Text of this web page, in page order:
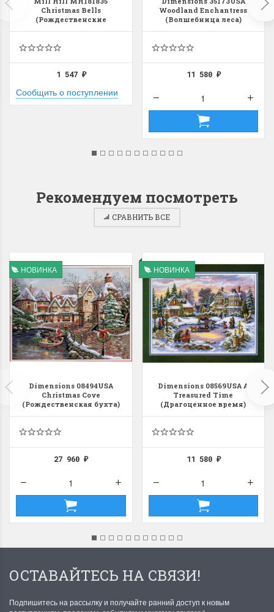
Christmas Bells
(Рождественские
1 547 ₽
Сообщить о поступлении
Woodland Enchantress
(Волшебница леса)
11 580 ₽
Рекомендуем посмотреть
СРАВНИТЬ ВСЕ
НОВИНКА
Dimensions 08494USA
Christmas Cove
(Рождественская бухта)
27 960₽
НОВИНКА
Dimensions 08569USA A
Treasured Time
(Драгоценное время)
11 580 ₽
ОСТАВАЙТЕСЬ НА СВЯЗИ!
Подпишитесь на рассылку и получайте ранний доступ к новым